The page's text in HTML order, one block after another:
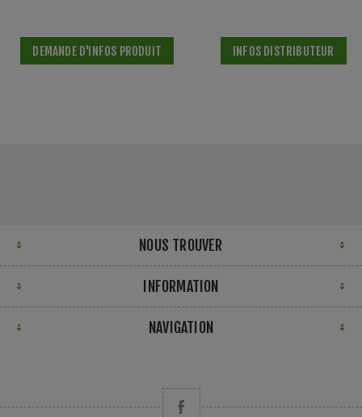
DEMANDE D'INFOS PRODUIT INFOS DISTRIBUTEUR
NOUS TROUVER
INFORMATION
NAVIGATION